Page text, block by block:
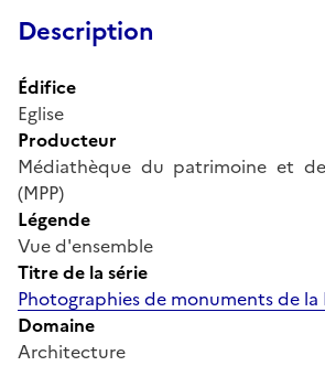
Description
Édifice
Eglise
Producteur
Médiathèque du patrimoine et
(MPP)
Légende
Vue d'ensemble
Titre de la série
Photographies de monuments de la
Domaine
Architecture